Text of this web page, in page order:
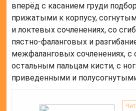
вперёд с касанием груди
прижатыми к корпусу,
и локтевых сочленениях, со
пястно-фаланговых и
межфаланговых сочленениях, с
остальным пальцам кисти, с
приведенными и